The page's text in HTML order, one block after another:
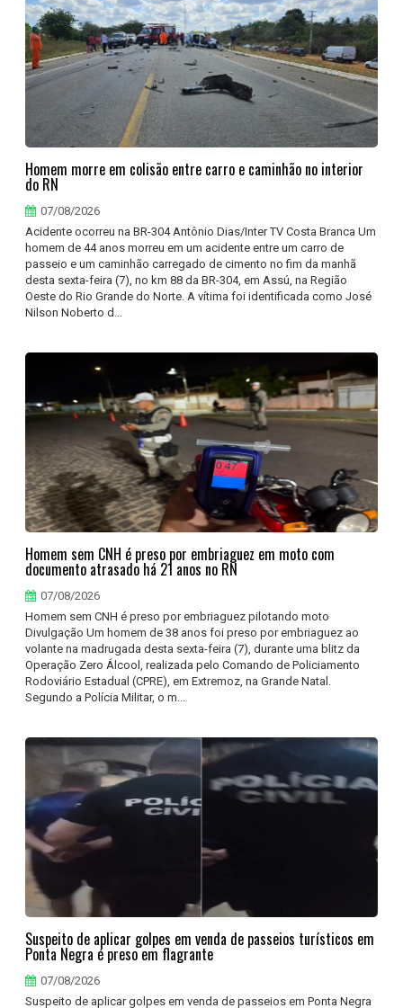
Homem morre em colisão entre carro e caminhão no interior
do RN
07/08/2026
Acidente ocorreu na BR-304 Antônio Dias/Inter TV Costa Branca Um
homem de 44 anos morreu em um acidente entre um carro de
passeio e um caminhão carregado de cimento no fim da manhã
desta sexta-feira (7), no km 88 da BR-304, em Assú, na Região
Oeste do Rio Grande do Norte. A vítima foi identificada como José
Nilson Noberto d...
Homem sem CNH é preso por embriaguez em moto com
documento atrasado há 21 anos no RN
07/08/2026
Homem sem CNH é preso por embriaguez pilotando moto
Divulgação Um homem de 38 anos foi preso por embriaguez ao
volante na madrugada desta sexta-feira (7), durante uma blitz da
Operação Zero Álcool, realizada pelo Comando de Policiamento
Rodoviário Estadual (CPRE), em Extremoz, na Grande Natal.
Segundo a Polícia Militar, o m...
Suspeito de aplicar golpes em venda de passeios turísticos em
Ponta Negra é preso em flagrante
07/08/2026
Suspeito de aplicar golpes em venda de passeios em Ponta Negra